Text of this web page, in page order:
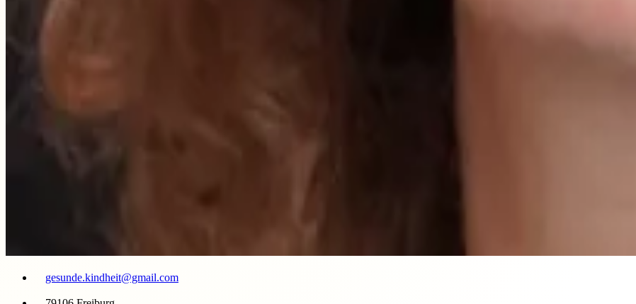
gesunde.kindheit@gmail.com